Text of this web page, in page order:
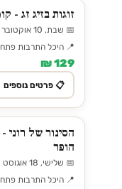
זוגות בזיג זג -
📅 שבת, 10 אוקטובר ⏰ 21:30
📍 היכל התרבות פתח
129 ₪
📋 פרטים נוספים
הסינור של
הופר
📅 שלישי, 18 אוגוסט ⏰ 17:30
📍 היכל התרבות פתח